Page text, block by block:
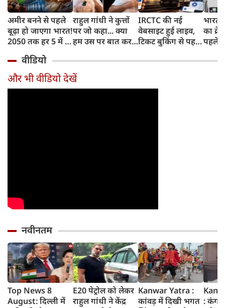
अमीर बनने से पहले
बूढ़ा हो जाएगा भारत!
2050 तक हर 5 में 1
साल से ज्यादा उम्र का
राहुल गांधी ने कुत्तों
पर जो कहा... क्या
हम उस पर बात कर
IRCTC की नई
वेबसाइट हुई लाइव,
टिकट बुकिंग से पहले
काम, जानें पूरा
भारत
का
पहले
और
वीडियो
और भी वीडियो देखें
नवीनतम
Top News 8
August: दिल्ली में
E20 पेट्रोल को लेकर
राहुल गांधी ने केंद्र
Kanwar Yatra :
कांवड़ में दिखी भगत :